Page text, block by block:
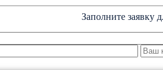
Заполните заявку